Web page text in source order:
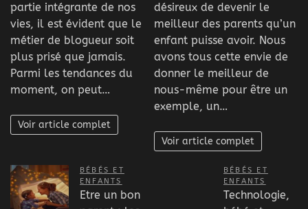
partie intégrante de nos
vies, il est évident que le
métier de blogueur soit
plus prisé que jamais.
Parmi les tendances du
moment, on peut…
Voir article complet
désireux de devenir le
meilleur des parents qu’un
enfant puisse avoir. Nous
avons tous cette envie de
donner le meilleur de
nous-même pour être un
exemple, un…
Voir article complet
BÉBÉS ET
ENFANTS
Etre un bon
BÉBÉS ET
ENFANTS
Technologie,